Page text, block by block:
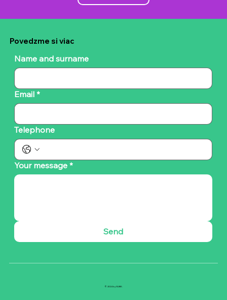
Povedzme si viac
Name and surname
Email *
Telephone
Your message *
Send
© 2024 by SUBE.